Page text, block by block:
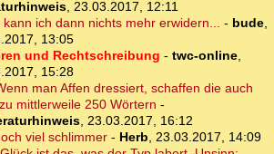
, 23.03.2017, 12:11
kann ich dann nichts mehr erwidern... - bude,
13:05
und Rechtschreibung - twc-online,
15:28
man Affen dressiert, schaffen die auch
mittlerweile 250 Wörtern -
, 23.03.2017, 16:12
viel schlimmer- Herb, 23.03.2017, 14:09